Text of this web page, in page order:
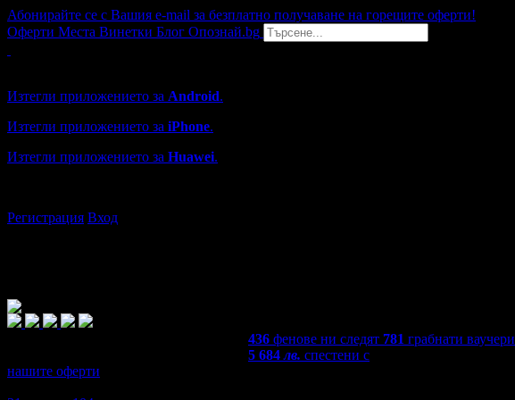
Абонирайте се с Вашия e-mail за безплатно получаване на горещите оферти!
Оферти Места Винетки Блог Опознай.bg
Изтегли приложението за Android.
Изтегли приложението за iPhone.
Изтегли приложението за Huawei.
Регистрация Вход
436 фенове ни следят 781 грабнати ваучери
5 684лв. спестени с
нашите оферти